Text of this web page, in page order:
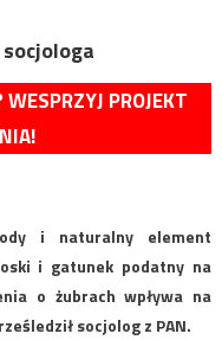
PROJEKT
i naturalny element
i gatunek podatny na
o żubrach wpływa na
socjolog z PAN.